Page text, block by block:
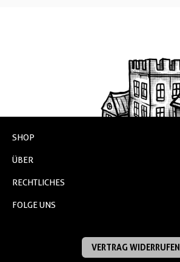
SHOP
ÜBER
RECHTLICHES
FOLGE UNS
VERTRAG WIDERRUFEN